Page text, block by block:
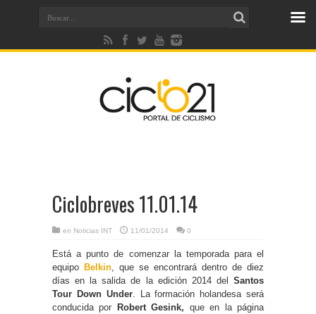
Ciclobreves 11.01.14
en Noticias INT 11/01/2014 0
Está a punto de comenzar la temporada para el
equipo Belkin, que se encontrará dentro de diez
días en la salida de la edición 2014 del
Santos
Tour Down Under. La formación holandesa será
conducida por
Robert Gesink, que en la página